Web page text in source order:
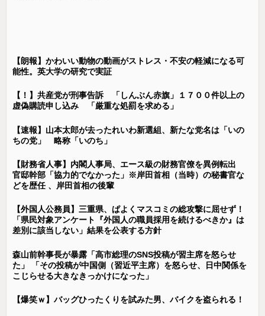
【朗報】かわいい動物の動画がストレス・不安の軽減になる可
能性。英大学の研究で実証
【！】共産党が刑事告訴 「しんぶん赤旗」１７００件以上の
虚偽購読申し込み 「厳重な処罰を求める」
【速報】山本太郎が去ったれいわ新選組、新たな党名は「いの
ちの党」 略称「いのち」
【財務省人事】内閣人事局、エース級の財務官僚を異例転出
官邸幹部「協力的でなかった」※岸田首相（当時）の秘書官な
どを歴任 、岸田首相の後輩
【外国人公務員】三重県、ぱよくマスコミの総攻撃に屈せず！
「県民対象アンケート『外国人の職員採用を続けるべきか』は
差別に該当しない」結果を公表する方針
森山前幹事長が暴露「高市総理のSNS投稿が習主席を怒らせ
た」 「その投稿が中国側（習近平主席）を怒らせ、日中関係を
こじらせる大きなきっかけになった」
【爆笑ｗ】バッグひったくりを試みた男、バイクを盗られる！